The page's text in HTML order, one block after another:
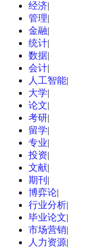
经济|
管理|
金融|
统计|
数据|
会计|
人工智能|
大学|
论文|
考研|
留学|
专业|
投资|
文献|
期刊 |
博弈论|
行业分析|
毕业论文|
市场营销|
人力资源|